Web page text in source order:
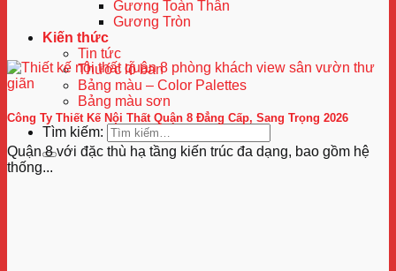
Gương Toàn Thân
Gương Tròn
Kiến thức
Tin tức
Thước lỗ ban
Bảng màu – Color Palettes
Bảng màu sơn
Tìm kiếm:
Công Ty Thiết Kế Nội Thất Quận 8 Đẳng Cấp, Sang Trọng 2026
Quận 8 với đặc thù hạ tầng kiến trúc đa dạng, bao gồm hệ
thống...